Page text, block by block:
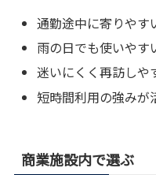
通勤途中に寄りやす
雨の日でも使いやす
迷いにくく再訪しや
短時間利用の強みが
商業施設内で選ぶ